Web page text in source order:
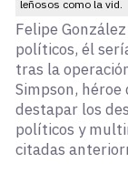
leñosos como la vid.
Felipe
políticos, él
tras la
Simpson,
destapar los
políticos y
citadas